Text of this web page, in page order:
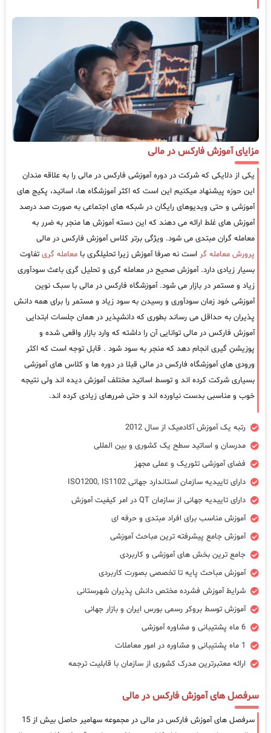
مزایای آموزش فارکس در مالی
یکی از دلایکی که شرکت در دوره آموزشی فارکس در مالی را به علاقه مندان
این حوزه پیشنهاد میکنیم این است که اکثر آموزشگاه ها، اساتید، پکیج های
آموزشی و حتی ویدیوهای رایگان در شبکه های اجتماعی به صورت صد درصد
آموزش های غلط ارائه می دهند که این دسته آموزش ها منجر به ضرر به
معامله گران مبتدی می شود. ویژگی برتر کلاس آموزش فارکس در مالی
پرورش معامله گر است نه صرفا آموزش زیرا تحلیلگری با معامله گری تفاوت
بسیار زیادی دارد. آموزش صحیح در معامله گری و تحلیل گری باعث سودآوری
زیاد و مستمر در بازار می شود. آموزشگاه فارکس در مالی با سبک نوین
آموزشی خود زمان سودآوری و رسیدن به سود زیاد و مستمر را برای همه دانش
پذیران به حداقل می رساند بطوری که دانشپذیر در همان جلسات ابتدایی
آموزش فارکس در مالی توانایی آن را داشته که وارد بازار واقعی شده و
پوزیشن گیری انجام دهد که منجر به سود شود . قابل توجه است که اکثر
ورودی های آموزشگاه فارکس در مالی قبلا در دوره ها و کلاس های آموزشی
بسیاری شرکت کرده اند و توسط اساتید مختلف آموزش دیده اند ولی نتیجه
خوب و مناسبی بدست نیاورده اند و حتی ضررهای زیادی کرده اند.
رتبه یک آموزش آکادمیک از سال 2012
مدرسان و اساتید سطح یک کشوری و بین المللی
فضای آموزشی تئوریک و عملی مجهز
دارای تاییدیه سازمان استاندارد جهانی ISO1200, IS1102
دارای تاییدیه جهانی از سازمان QT در امر کیفیت آموزش
آموزش مناسب برای افراد مبتدی و حرفه ای
آموزش جامع پیشرفته ترین مباحث آموزشی
جامع ترین بخش های آموزشی و کاربردی
آموزش مباحث پایه تا تخصصی بصورت کاربردی
شرایط آموزش فشرده مختص دانش پذیران شهرستانی
آموزش توسط بروکر رسمی بورس ایران و بازار جهانی
6 ماه پشتیبانی و مشاوره آموزشی
1 ماه پشتیبانی و مشاوره در امور معاملات
ارائه معتبرترین مدرک کشوری از سازمان با قابلیت ترجمه
سرفصل های آموزش فارکس در مالی
سرفصل های آموزش فارکس در مالی در مجموعه سهامیر حاصل بیش از 15